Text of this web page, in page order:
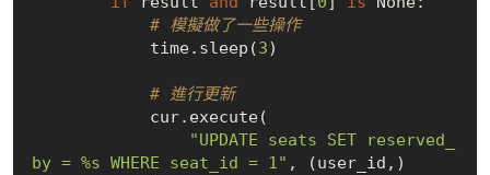
# 模擬做了一些操作
            time.sleep(
3)
# 進行更新
"UPDATE seats SET reserved_
by = %s WHERE seat_id = 1" , (user_id,)